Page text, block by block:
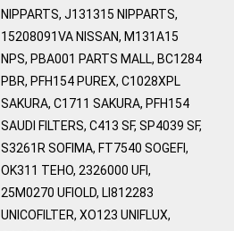
NIPPARTS, J131315 NIPPARTS,
15208091VA NISSAN, M131A15
NPS, PBA001 PARTS MALL, BC1284
PBR, PFH154 PUREX, C1028XPL
SAKURA, C1711 SAKURA, PFH154
SAUDI FILTERS, C413 SF, SP4039 SF,
S3261R SOFIMA, FT7540 SOGEFI,
OK311 TEHO, 2326000 UFI,
25M0270 UFIOLD, LI812283
UNICOFILTER, XO123 UNIFLUX,